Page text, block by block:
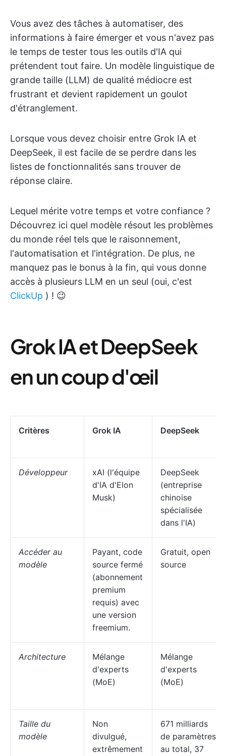
Vous avez des tâches à automatiser, des
informations à faire émerger et vous n'avez pas
le temps de tester tous les outils d'IA qui
prétendent tout faire. Un modèle linguistique de
grande taille (LLM) de qualité médiocre est
frustrant et devient rapidement un goulot
d'étranglement.
Lorsque vous devez choisir entre Grok IA et
DeepSeek, il est facile de se perdre dans les
listes de fonctionnalités sans trouver de
réponse claire.
Lequel mérite votre temps et votre confiance ?
Découvrez ici quel modèle résout les problèmes
du monde réel tels que le raisonnement,
l'automatisation et l'intégration. De plus, ne
manquez pas le bonus à la fin, qui vous donne
accès à plusieurs LLM en un seul (oui, c'est
ClickUp ) ! 😉
Grok IA et DeepSeek
en un coup d'œil
Critères Grok IA DeepSeek
Développeur
xAI (l'équipe
d'IA d'Elon
Musk)
DeepSeek
(entreprise
chinoise
spécialisée
dans l'IA)
Accéder au
modèle
Payant, code
source fermé
(abonnement
premium
requis) avec
une version
freemium.
Gratuit, open
source
Architecture
Mélange
d'experts
(MoE)
Mélange
d'experts
(MoE)
Taille du
modèle
Non
divulgué,
extrêmement
671 milliards
de paramètres
au total, 37